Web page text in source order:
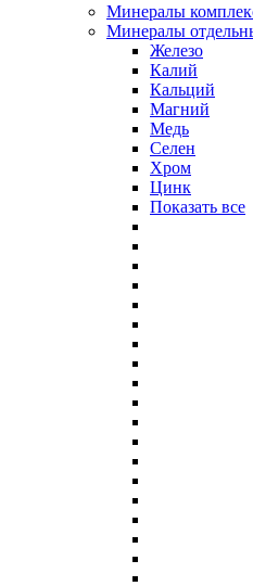
Минералы
Минералы
Железо
Калий
Кальций
Магний
Медь
Селен
Хром
Цинк
Показать все